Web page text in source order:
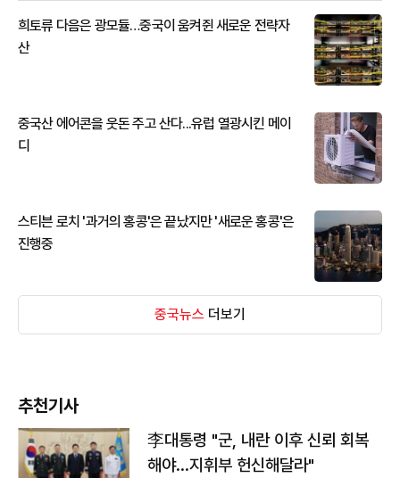
희토류 다음은 광모듈…중국이 움켜쥔 새로운 전략자
산
중국산 에어콘을 웃돈 주고 산다...유럽 열광시킨 메이
디
스티븐 로치 '과거의 홍콩'은 끝났지만 '새로운 홍콩'은
진행중
중국뉴스 더보기
추천기사
李대통령 "군, 내란 이후 신뢰 회복
해야…지휘부 헌신해달라"